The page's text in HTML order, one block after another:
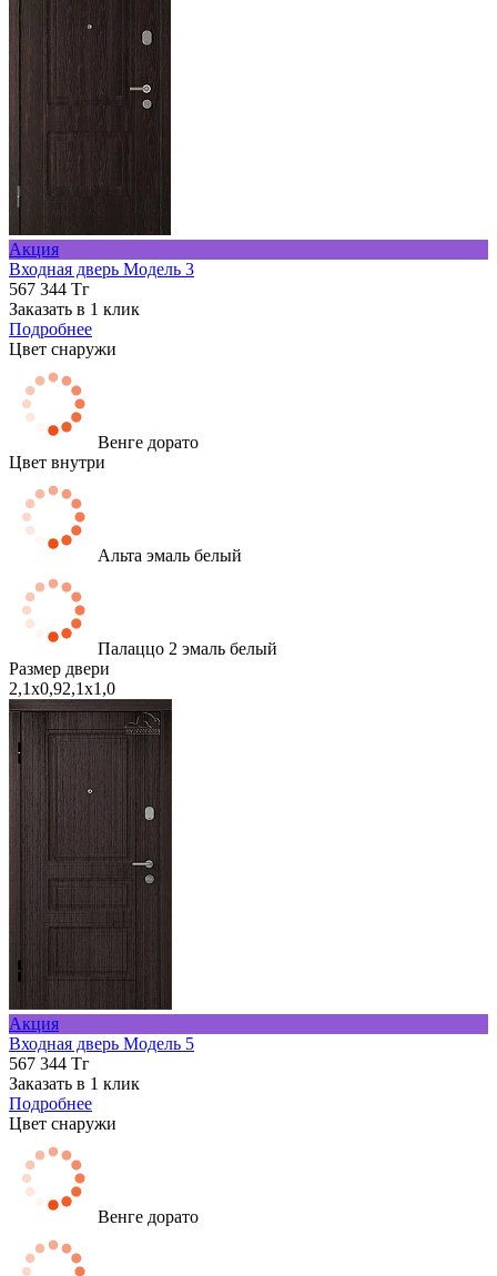
Акция
Входная дверь Модель 3
567 344 Тг
Заказать в 1 клик
Подробнее
Цвет снаружи
Венге дорато
Цвет внутри
Альта эмаль белый
Палаццо 2 эмаль белый
Размер двери
2,1х0,92,1х1,0
Акция
Входная дверь Модель 5
567 344 Тг
Заказать в 1 клик
Подробнее
Цвет снаружи
Венге дорато